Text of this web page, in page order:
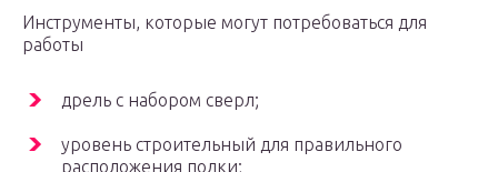
Инструменты, которые могут потребоваться для
работы
дрель с набором сверл;
уровень строительный для правильного
расположения полки;